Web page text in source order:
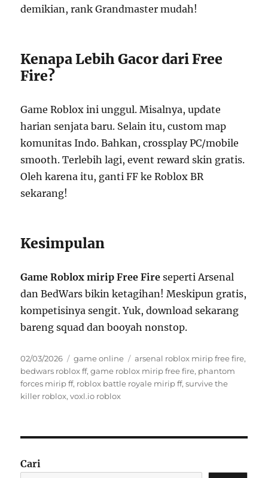
demikian, rank Grandmaster mudah!
Kenapa Lebih Gacor dari Free
Fire?
Game Roblox ini unggul. Misalnya, update
harian senjata baru. Selain itu, custom map
komunitas Indo. Bahkan, crossplay PC/mobile
smooth. Terlebih lagi, event reward skin gratis.
Oleh karena itu, ganti FF ke Roblox BR
sekarang!
Kesimpulan
Game Roblox mirip Free Fire seperti Arsenal
dan BedWars bikin ketagihan! Meskipun gratis,
kompetisinya sengit. Yuk, download sekarang
bareng squad dan booyah nonstop.
Posted
on
02/03/2026 Categories
game online Tags
arsenal roblox mirip free fire,
bedwars roblox ff,game roblox mirip free fire, phantom
forces mirip ff, roblox battle royale mirip ff,survive the
killer roblox,voxl.io roblox
Cari